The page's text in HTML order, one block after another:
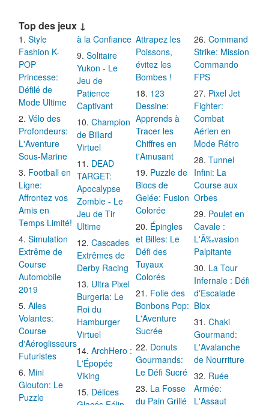
Top des jeux ↓
Style
Fashion K-
POP
Princesse:
Défilé de
Mode Ultime
Vélo des
Profondeurs:
L'Aventure
Sous-Marine
Football en
Ligne:
Affrontez vos
Amis en
Temps Limité!
Simulation
Extrême de
Course
Automobile
2019
Ailes
Volantes:
Course
d'Aéroglisseurs
Futuristes
Mini
Glouton: Le
Puzzle
à la Confiance
Solitaire
Yukon - Le
Jeu de
Patience
Captivant
Champion
de Billard
Virtuel
DEAD
TARGET:
Apocalypse
Zombie - Le
Jeu de Tir
Ultime
Cascades
Extrêmes de
Derby Racing
Ultra Pixel
Burgeria: Le
Roi du
Hamburger
Virtuel
ArchHero :
L'Épopée
Viking
Délices
Attrapez les
Poissons,
évitez les
Bombes !
123
Dessine:
Apprends à
Tracer les
Chiffres en
t'Amusant
Puzzle de
Blocs de
Gelée: Fusion
Colorée
Épingles
et Billes: Le
Défi des
Tuyaux
Colorés
Folie des
Bonbons Pop:
L'Aventure
Sucrée
Donuts
Gourmands:
Le Défi Sucré
La Fosse
du Pain Grillé
Command
Strike: Mission
Commando
FPS
Pixel Jet
Fighter:
Combat
Aérien en
Mode Rétro
Tunnel
Infini: La
Course aux
Orbes
Poulet en
Cavale :
L'Ã‰vasion
Palpitante
La Tour
Infernale : Défi
d'Escalade
Blox
Chaki
Gourmand:
L'Avalanche
de Nourriture
Ruée
Armée:
L'Assaut